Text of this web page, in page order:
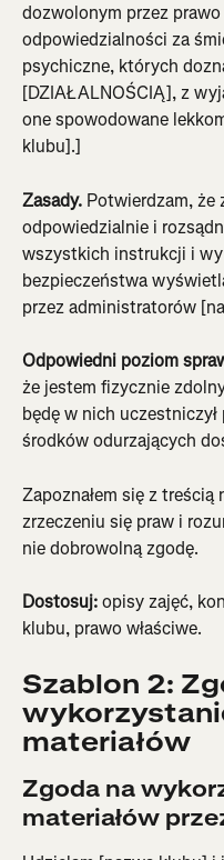
dozwolonym przez
odpowiedzialności za
psychiczne, których
[DZIAŁALNOŚCIĄ], z
one spowodowane
klubu].]
Zasady. Potwierdzam, że
odpowiedzialnie i
wszystkich instrukcji i
bezpieczeństwa
przez administratorów
Odpowiedni poziom
że jestem fizycznie
będę w nich
środków odurzających
Zapoznałem się z
zrzeczeniu się praw i
nie dobrowolną zgodę.
Dostosuj: opisy zajęć,
klubu, prawo właściwe.
Szablon 2:
materiałów
Zgoda na
materiałów